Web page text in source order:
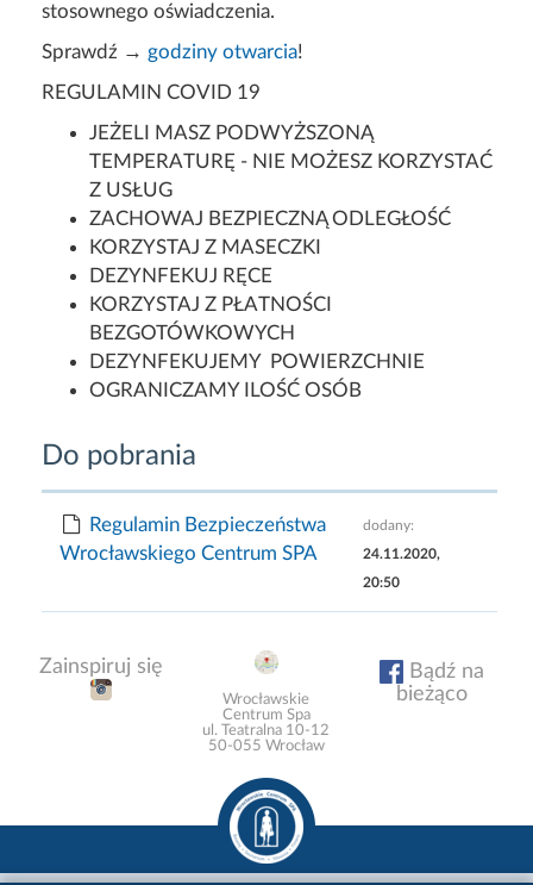
stosownego oświadczenia.
Sprawdź → godziny otwarcia!
REGULAMIN COVID 19
JEŻELI MASZ PODWYŻSZONĄ
TEMPERATURĘ - NIE MOŻESZ KORZYSTAĆ
Z USŁUG
ZACHOWAJ BEZPIECZNĄ ODLEGŁOŚĆ
KORZYSTAJ Z MASECZKI
DEZYNFEKUJ RĘCE
KORZYSTAJ Z PŁATNOŚCI
BEZGOTÓWKOWYCH
DEZYNFEKUJEMY POWIERZCHNIE
OGRANICZAMY ILOŚĆ OSÓB
Do pobrania
Regulamin Bezpieczeństwa
Wrocławskiego Centrum SPA
dodany:
24.11.2020,
20:50
Zainspiruj się
Wrocławskie
Centrum Spa
ul. Teatralna 10-12
50-055 Wrocław
Bądź na
bieżąco